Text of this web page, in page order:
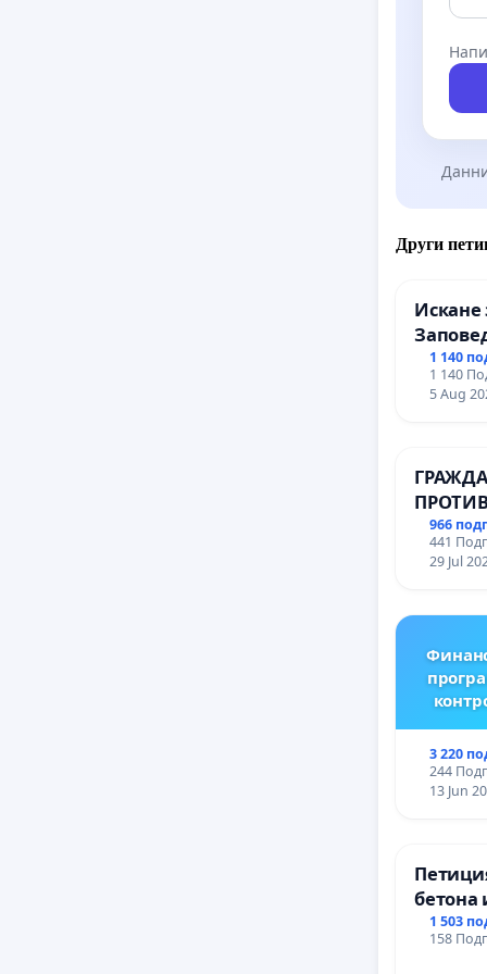
Други
Искане
гр.
1 140
1 140
5 Aug
966
441
29 Jul
3 220
244
13 Jun
бетона
1 503
158